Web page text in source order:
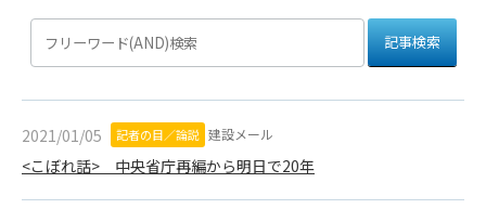
2021/01/05 記者の目／論説 建設メール
<こぼれ話> 中央省庁再編から明日で20年
当することが判明した場合、会員資格を取り消すことがあり
ます。
1. 会員は申込の際に管理者が発行したIDおよびパスワードの使
用および管理について責任を負うものとします。